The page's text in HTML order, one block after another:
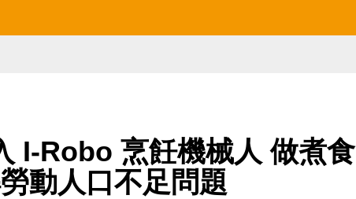
I-Robo 烹飪機械人 做煮食
動人口不足問題